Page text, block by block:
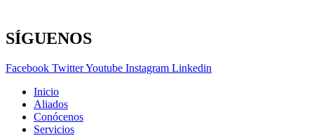
SÍGUENOS
Facebook TwitterYoutube Instagram Linkedin
Inicio
Aliados
Conócenos
Servicios